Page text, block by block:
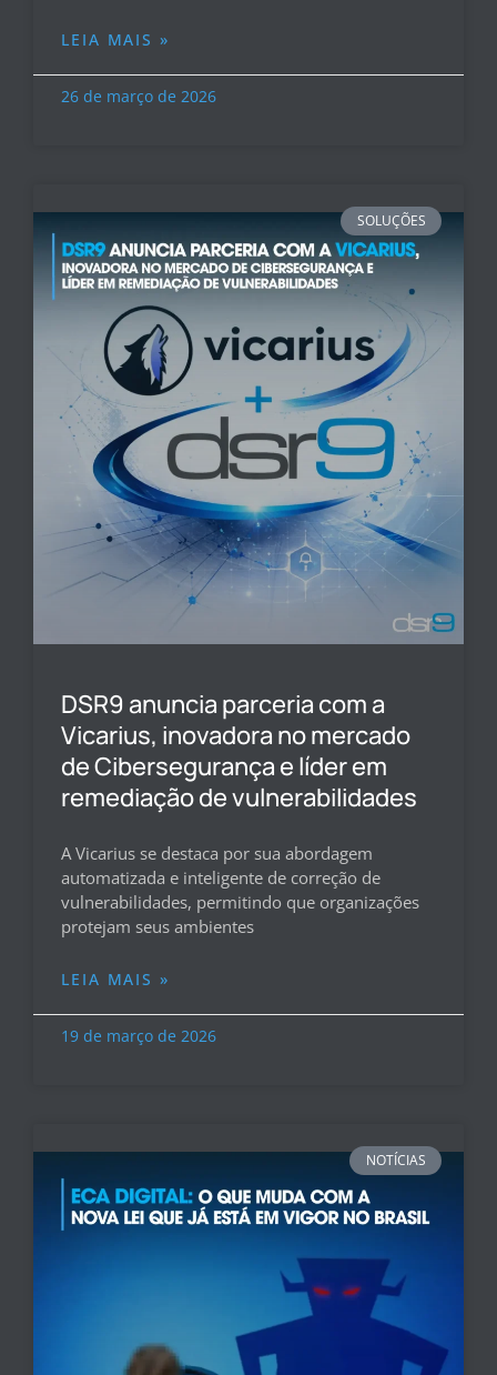
LEIA MAIS »
26 de março de 2026
SOLUÇÕES
DSR9 anuncia parceria com a
Vicarius, inovadora no mercado
de Cibersegurança e líder em
remediação de vulnerabilidades
A Vicarius se destaca por sua abordagem
automatizada e inteligente de correção de
vulnerabilidades, permitindo que organizações
protejam seus ambientes
LEIA MAIS »
19 de março de 2026
NOTÍCIAS